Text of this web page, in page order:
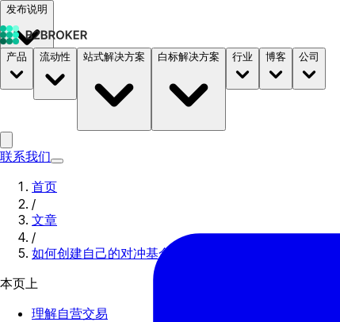
发布说明
文档 定价 B2STORE
产品 流动性 站式解决方案 白标解决方案 行业 博客 公司
联系我们
首页
/
文章
/
如何创建自己的对冲基金公司：详细指南
本页上
理解自营交易